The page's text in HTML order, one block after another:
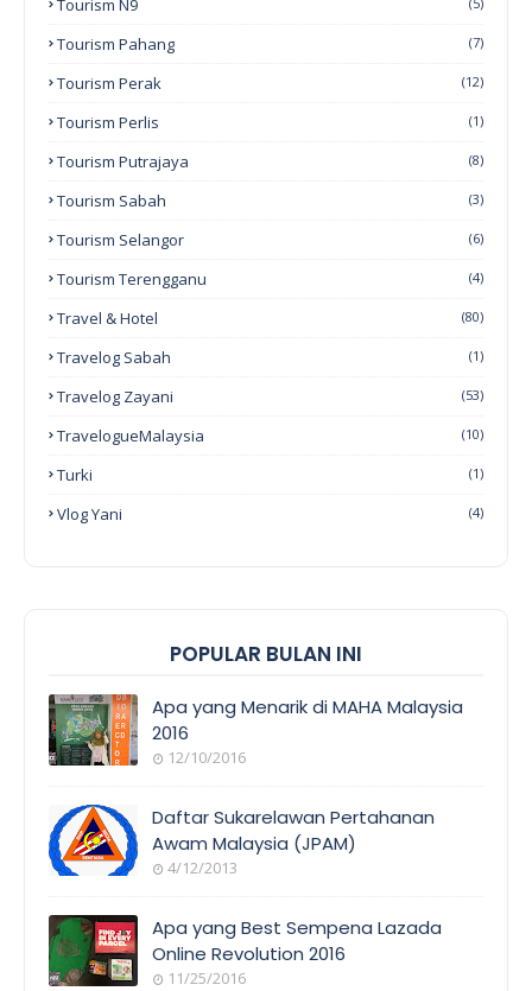
Tourism N9
Tourism Pahang (7)
Tourism Perak (12)
Tourism Perlis (1)
Tourism Putrajaya (8)
Tourism Sabah (3)
Tourism Selangor (6)
Tourism Terengganu (4)
Travel & Hotel (80)
Travelog Sabah (1)
Travelog Zayani (53)
TravelogueMalaysia (10)
Turki (1)
Vlog Yani (4)
POPULAR BULAN INI
COVERAGE
Apa yang Menarik di MAHA Malaysia
2016
12/10/2016
AWAM
Daftar Sukarelawan Pertahanan
Awam Malaysia (JPAM)
4/12/2013
Apa yang Best Sempena Lazada
Online Revolution 2016
11/25/2016